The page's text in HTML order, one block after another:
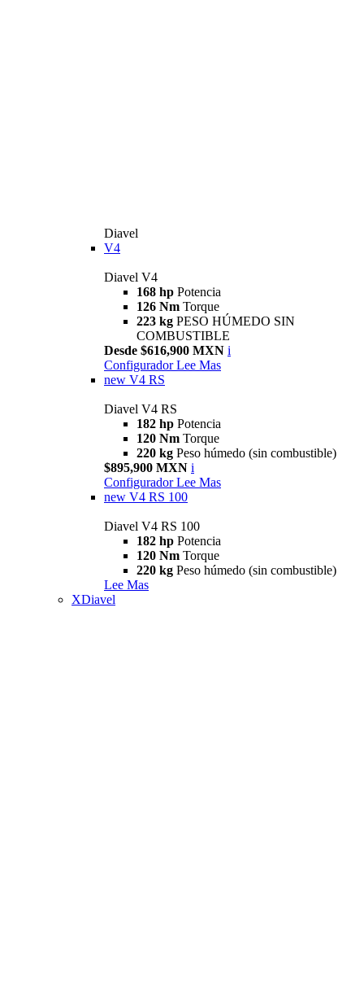
Diavel
V4
Diavel V4
168 hp Potencia
126 Nm Torque
223 kg PESO HÚMEDO SIN
COMBUSTIBLE
Desde $616,900 MXN i
Configurador Lee Mas
new V4 RS
Diavel V4 RS
182 hp Potencia
120 Nm Torque
220 kg Peso húmedo (sin combustible)
$895,900 MXN i
Configurador Lee Mas
new V4 RS 100
Diavel V4 RS 100
182 hp Potencia
120 Nm Torque
220 kg Peso húmedo (sin combustible)
Lee Mas
XDiavel